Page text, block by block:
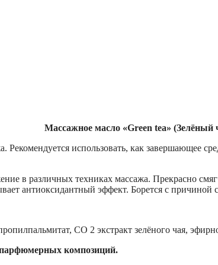
Массажное масло «Green tea» (Зелёный
Рекомендуется использовать, как завершающее
в различных техниках массажа. Прекрасно
антиоксидантный эффект. Борется с причиной
СО 2 экстракт зелёного чая,
композиций.